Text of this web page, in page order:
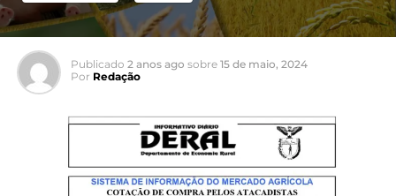
Publicado 2 anos ago sobre 15 de maio, 2024
Por Redação